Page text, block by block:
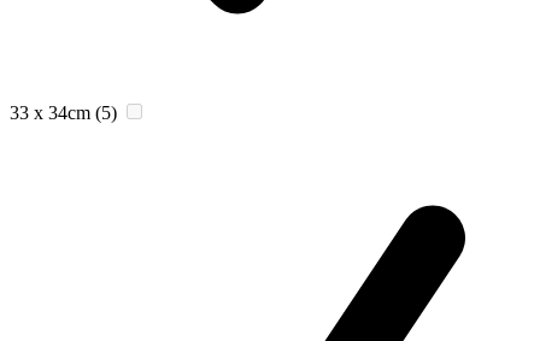
33 x 34cm (5)